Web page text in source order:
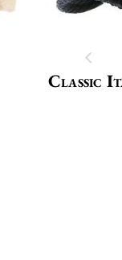
Classic